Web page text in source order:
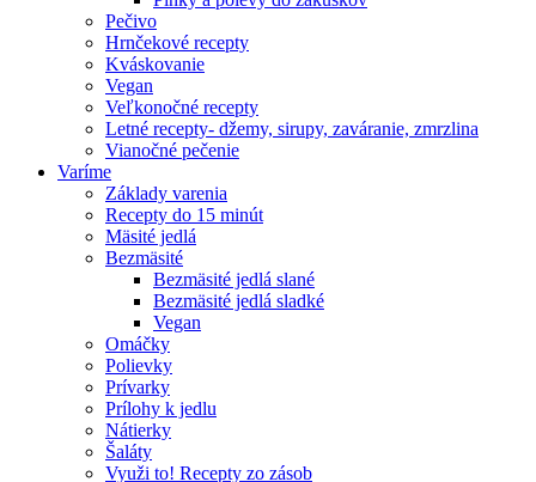
Pečivo
Hrnčekové recepty
Kváskovanie
Vegan
Veľkonočné recepty
Letné recepty- džemy, sirupy, zaváranie, zmrzlina
Vianočné pečenie
Varíme
Základy varenia
Recepty do 15 minút
Mäsité jedlá
Bezmäsité
Bezmäsité jedlá slané
Bezmäsité jedlá sladké
Vegan
Omáčky
Polievky
Prívarky
Prílohy k jedlu
Nátierky
Šaláty
Využi to! Recepty zo zásob